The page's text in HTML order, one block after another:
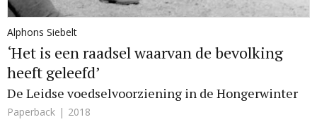
Alphons Siebelt
‘Het is een raadsel waarvan de bevolking
heeft geleefd’
De Leidse voedselvoorziening in de Hongerwinter
Paperback 2018